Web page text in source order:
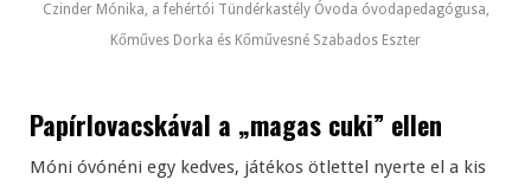
Czinder Mónika, a fehértói Tündérkastély Óvoda óvodapedagógusa,
Kőműves Dorka és Kőművesné Szabados Eszter
Papírlovacskával a „magas cuki” ellen
Móni óvónéni egy kedves, játékos ötlettel nyerte el a kis